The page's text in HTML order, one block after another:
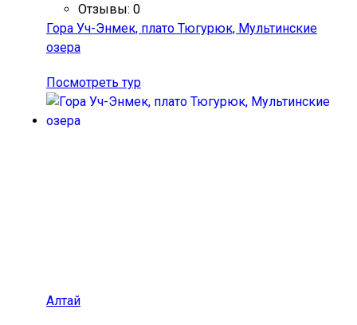
Отзывы: 0
Гора Уч-Энмек, плато Тюгурюк, Мультинские
озера
Посмотреть тур
Алтай